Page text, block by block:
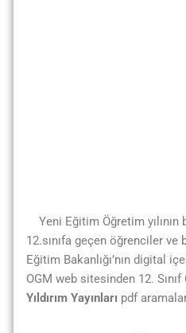
Yeni Eğitim Öğretim yılının
12.sınıfa geçen öğrenciler
Eğitim Bakanlığı’nın digital
OGM web sitesinden 12.
Yıldırım Yayınları pdf